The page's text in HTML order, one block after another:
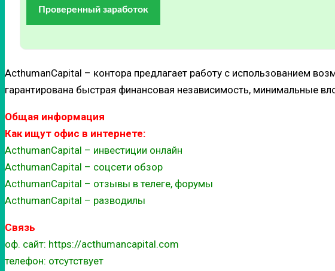
Проверенный заработок
ActhumanCapital – контора предлагает работу с использованием
гарантирована быстрая финансовая независимость, минимальные
Общая информация
Как ищут офис в интернете:
ActhumanCapital – инвестиции онлайн
ActhumanCapital – соцсети обзор
ActhumanCapital – отзывы в телеге, форумы
ActhumanCapital – разводилы
Связь
оф. сайт: https://acthumancapital.com
телефон: отсутствует